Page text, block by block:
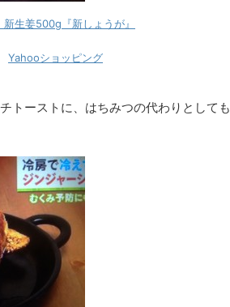
姜500g『新しょうが』
Yahooショッピング
トーストに、はちみつの代わりとしても